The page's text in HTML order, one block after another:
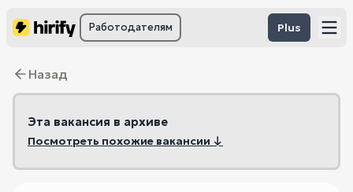
Работодателям Plus
Назад
Эта вакансия в архиве
Посмотреть похожие вакансии ↓